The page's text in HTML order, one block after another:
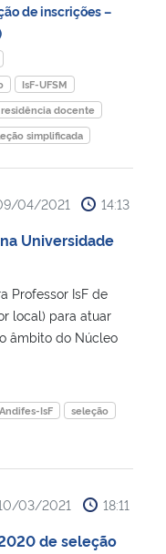
de inscrições –
IsF-UFSM
residência docente
simplificada
04/2021 14:13
Universidade
Professor IsF de
local) para atuar
âmbito do Núcleo
IsF
seleção
03/2021 18:11
de seleção